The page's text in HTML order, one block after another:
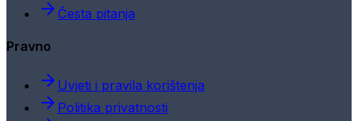
Česta pitanja
Pravno
Uvjeti i pravila korištenja
Politika privatnosti